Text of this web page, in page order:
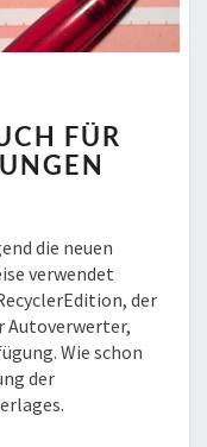
FÜR
die neuen
verwendet
der
Autoverwerter,
Wie schon
der